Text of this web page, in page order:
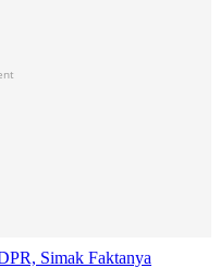
Simak Faktanya